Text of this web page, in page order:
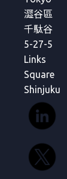
澀谷區
千駄谷
5-27-5
Links
Square
Shinjuku